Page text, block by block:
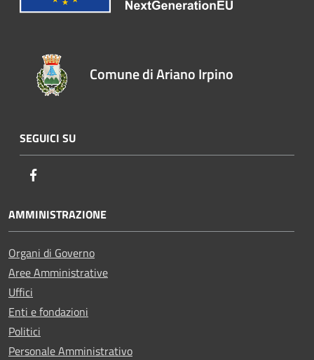
Comune di Ariano Irpino
SEGUICI SU
AMMINISTRAZIONE
Organi di Governo
Aree Amministrative
Uffici
Enti e fondazioni
Politici
Personale Amministrativo